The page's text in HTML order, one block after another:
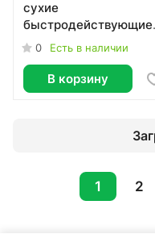
сухие
быстродействующие
11г0 Есть в наличии
В корзину
1 2